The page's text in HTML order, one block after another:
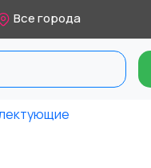
Все города